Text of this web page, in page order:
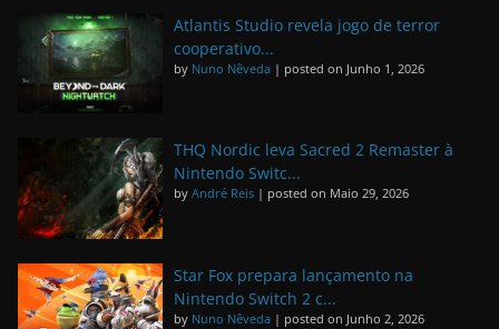
Atlantis Studio revela jogo de terror
cooperativo...
by Nuno Nêveda | posted on Junho 1, 2026
THQ Nordic leva Sacred 2 Remaster à
Nintendo Switc...
by André Reis | posted on Maio 29, 2026
Star Fox prepara lançamento na
Nintendo Switch 2 c...
by Nuno Nêveda | posted on Junho 2, 2026